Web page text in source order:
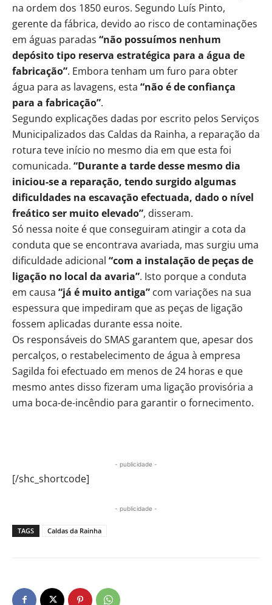
na ordem dos 1850 euros. Segundo Luís Pinto,
gerente da fábrica, devido ao risco de contaminações
em águas paradas “não possuímos nenhum
depósito tipo reserva estratégica para a água de
fabricação”. Embora tenham um furo para obter
água para as lavagens, esta “não é de confiança
para a fabricação”.
Segundo explicações dadas por escrito pelos Serviços
Municipalizados das Caldas da Rainha, a reparação da
rotura teve início no mesmo dia em que esta foi
comunicada. “Durante a tarde desse mesmo dia
iniciou-se a reparação, tendo surgido algumas
dificuldades na escavação efectuada, dado o nível
freático ser muito elevado”, disseram.
Só nessa noite é que conseguiram atingir a cota da
conduta que se encontrava avariada, mas surgiu uma
dificuldade adicional “com a instalação de peças de
ligação no local da avaria”. Isto porque a conduta
em causa “já é muito antiga” com variações na sua
espessura que impediram que as peças de ligação
fossem aplicadas durante essa noite.
Os responsáveis do SMAS garantem que, apesar dos
percalços, o restabelecimento de água à empresa
Sagilda foi efectuado em menos de 24 horas e que
mesmo antes disso fizeram uma ligação provisória a
uma boca-de-incêndio para garantir o fornecimento.
- publicidade -
[/shc_shortcode]
- publicidade -
TAGS Caldas da Rainha